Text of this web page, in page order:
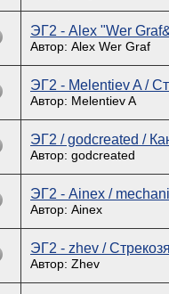
ЭГ2 - Alex "Wer
Автор: Alex Wer Graf
ЭГ2 - Melentiev A /
Автор: Melentiev A
ЭГ2 / godcreated /
Автор: godcreated
ЭГ2 - Ainex /
Автор: Ainex
ЭГ2 - zhev /
Автор: Zhev